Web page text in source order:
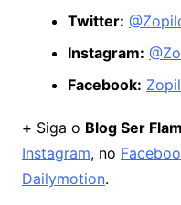
Twitter:
Instagram:
Facebook:
+ Siga o Blog Ser
Instagram, no
Dailymotion.